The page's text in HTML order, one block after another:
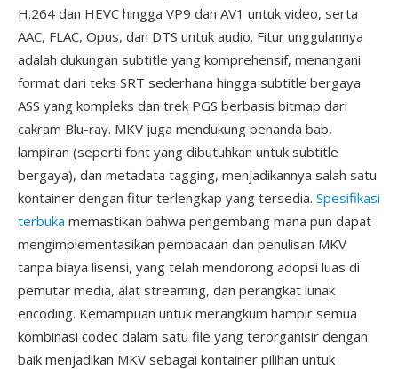
H.264 dan HEVC hingga VP9 dan AV1 untuk video, serta
AAC, FLAC, Opus, dan DTS untuk audio. Fitur unggulannya
adalah dukungan subtitle yang komprehensif, menangani
format dari teks SRT sederhana hingga subtitle bergaya
ASS yang kompleks dan trek PGS berbasis bitmap dari
cakram Blu-ray. MKV juga mendukung penanda bab,
lampiran (seperti font yang dibutuhkan untuk subtitle
bergaya), dan metadata tagging, menjadikannya salah satu
kontainer dengan fitur terlengkap yang tersedia. Spesifikasi
terbuka memastikan bahwa pengembang mana pun dapat
mengimplementasikan pembacaan dan penulisan MKV
tanpa biaya lisensi, yang telah mendorong adopsi luas di
pemutar media, alat streaming, dan perangkat lunak
encoding. Kemampuan untuk merangkum hampir semua
kombinasi codec dalam satu file yang terorganisir dengan
baik menjadikan MKV sebagai kontainer pilihan untuk